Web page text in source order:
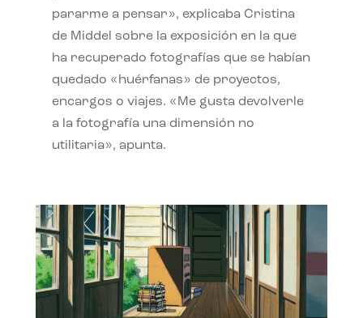
pararme a pensar», explicaba Cristina
de Middel sobre la exposición en la que
ha recuperado fotografías que se habían
quedado «huérfanas» de proyectos,
encargos o viajes. «Me gusta devolverle
a la fotografía una dimensión no
utilitaria», apunta.